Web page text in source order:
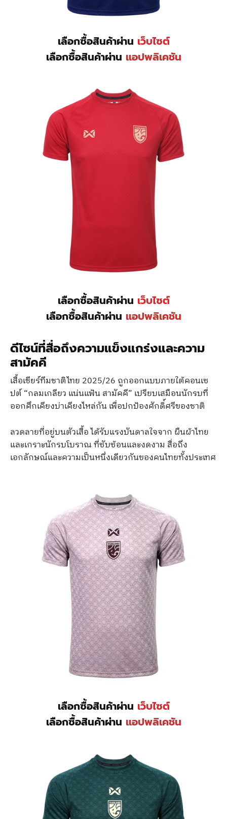
เลือกซื้อสินค้าผ่าน เว็บไซต์
เลือกซื้อสินค้าผ่าน แอปพลิเคชัน
เลือกซื้อสินค้าผ่าน เว็บไซต์
เลือกซื้อสินค้าผ่าน แอปพลิเคชัน
ดีไซน์ที่สื่อถึงความแข็งแกร่งและความ
สามัคคี
เสื้อเชียร์ทีมชาติไทย 2025/26 ถูกออกแบบภายใต้คอนเซ
ปต์ “กลมเกลียว แน่นแฟ้น สามัคคี” เปรียบเสมือนนักรบที่
ออกศึกเคียงบ่าเคียงไหล่กัน เพื่อปกป้องศักดิ์ศรีของชาติ
ลวดลายที่อยู่บนตัวเสื้อ ได้รับแรงบันดาลใจจาก ผืนผ้าไทย
และเกราะนักรบโบราณ ที่ซับซ้อนและงดงาม สื่อถึง
เอกลักษณ์และความเป็นหนึ่งเดียวกันของคนไทยทั้งประเทศ
เลือกซื้อสินค้าผ่าน เว็บไซต์
เลือกซื้อสินค้าผ่าน แอปพลิเคชัน